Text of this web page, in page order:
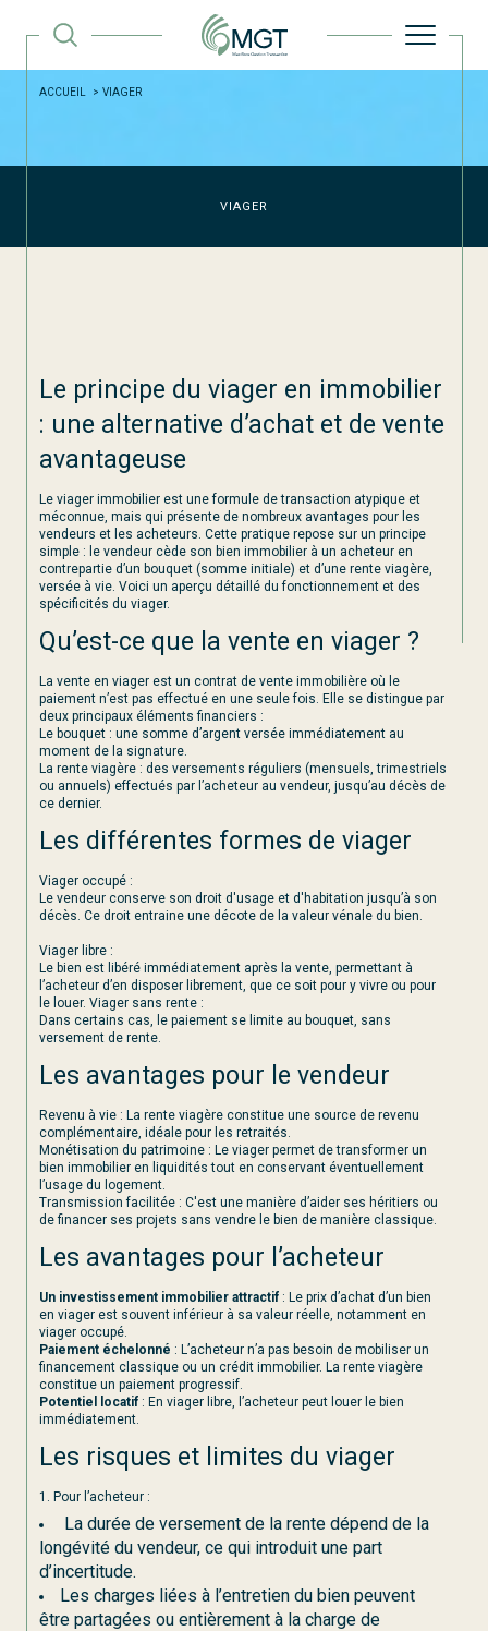
ACCUEIL VIAGER
VIAGER
Le principe du viager en immobilier
: une alternative d’achat et de vente
avantageuse
Le viager immobilier est une formule de transaction atypique et
méconnue, mais qui présente de nombreux avantages pour les
vendeurs et les acheteurs. Cette pratique repose sur un principe
simple : le vendeur cède son bien immobilier à un acheteur en
contrepartie d’un bouquet (somme initiale) et d’une rente viagère,
versée à vie. Voici un aperçu détaillé du fonctionnement et des
spécificités du viager.
Qu’est-ce que la vente en viager ?
La vente en viager est un contrat de vente immobilière où le
paiement n’est pas effectué en une seule fois. Elle se distingue par
deux principaux éléments financiers :
Le bouquet : une somme d’argent versée immédiatement au
moment de la signature.
La rente viagère : des versements réguliers (mensuels, trimestriels
ou annuels) effectués par l’acheteur au vendeur, jusqu’au décès de
ce dernier.
Les différentes formes de viager
Viager occupé :
Le vendeur conserve son droit d'usage et d'habitation jusqu’à son
décès. Ce droit entraine une décote de la valeur vénale du bien.
Viager libre :
Le bien est libéré immédiatement après la vente, permettant à
l’acheteur d’en disposer librement, que ce soit pour y vivre ou pour
le louer. Viager sans rente :
Dans certains cas, le paiement se limite au bouquet, sans
versement de rente.
Les avantages pour le vendeur
Revenu à vie : La rente viagère constitue une source de revenu
complémentaire, idéale pour les retraités.
Monétisation du patrimoine : Le viager permet de transformer un
bien immobilier en liquidités tout en conservant éventuellement
l’usage du logement.
Transmission facilitée : C'est une manière d’aider ses héritiers ou
de financer ses projets sans vendre le bien de manière classique.
Les avantages pour l’acheteur
Un investissement immobilier attractif : Le prix d’achat d’un bien
en viager est souvent inférieur à sa valeur réelle, notamment en
viager occupé.
Paiement échelonné : L’acheteur n’a pas besoin de mobiliser un
financement classique ou un crédit immobilier. La rente viagère
constitue un paiement progressif.
Potentiel locatif : En viager libre, l’acheteur peut louer le bien
immédiatement.
Les risques et limites du viager
1. Pour l’acheteur :
La durée de versement de la rente dépend de la
longévité du vendeur, ce qui introduit une part
d’incertitude.
Les charges liées à l’entretien du bien peuvent
être partagées ou entièrement à la charge de